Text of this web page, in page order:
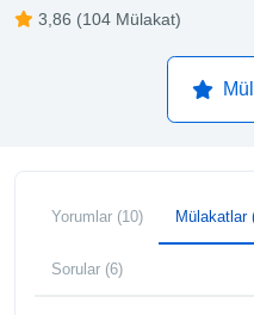
3,86 (104 Mülakat)
Yorumlar (10) Mülakatlar
Sorular (6)